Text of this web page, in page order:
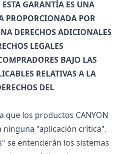
GARANTÍA ES UNA
PROPORCIONADA POR
DERECHOS ADICIONALES
LEGALES
BAJO LAS
RELATIVAS A LA
DEL
que los productos CANYON
ninguna "aplicación crítica".
se entenderán los sistemas